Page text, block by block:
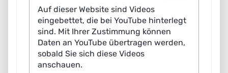
strongly – and in different ways – than in the past since
Machine Learning (ML) and similar technologies enable
machines to perform certain tasks independently and to
learn continuously in the process.
Auf dieser Website sind Videos
eingebettet, die bei YouTube hinterlegt
sind. Mit Ihrer Zustimmung können
Daten an YouTube übertragen werden,
sobald Sie sich diese Videos
anschauen.